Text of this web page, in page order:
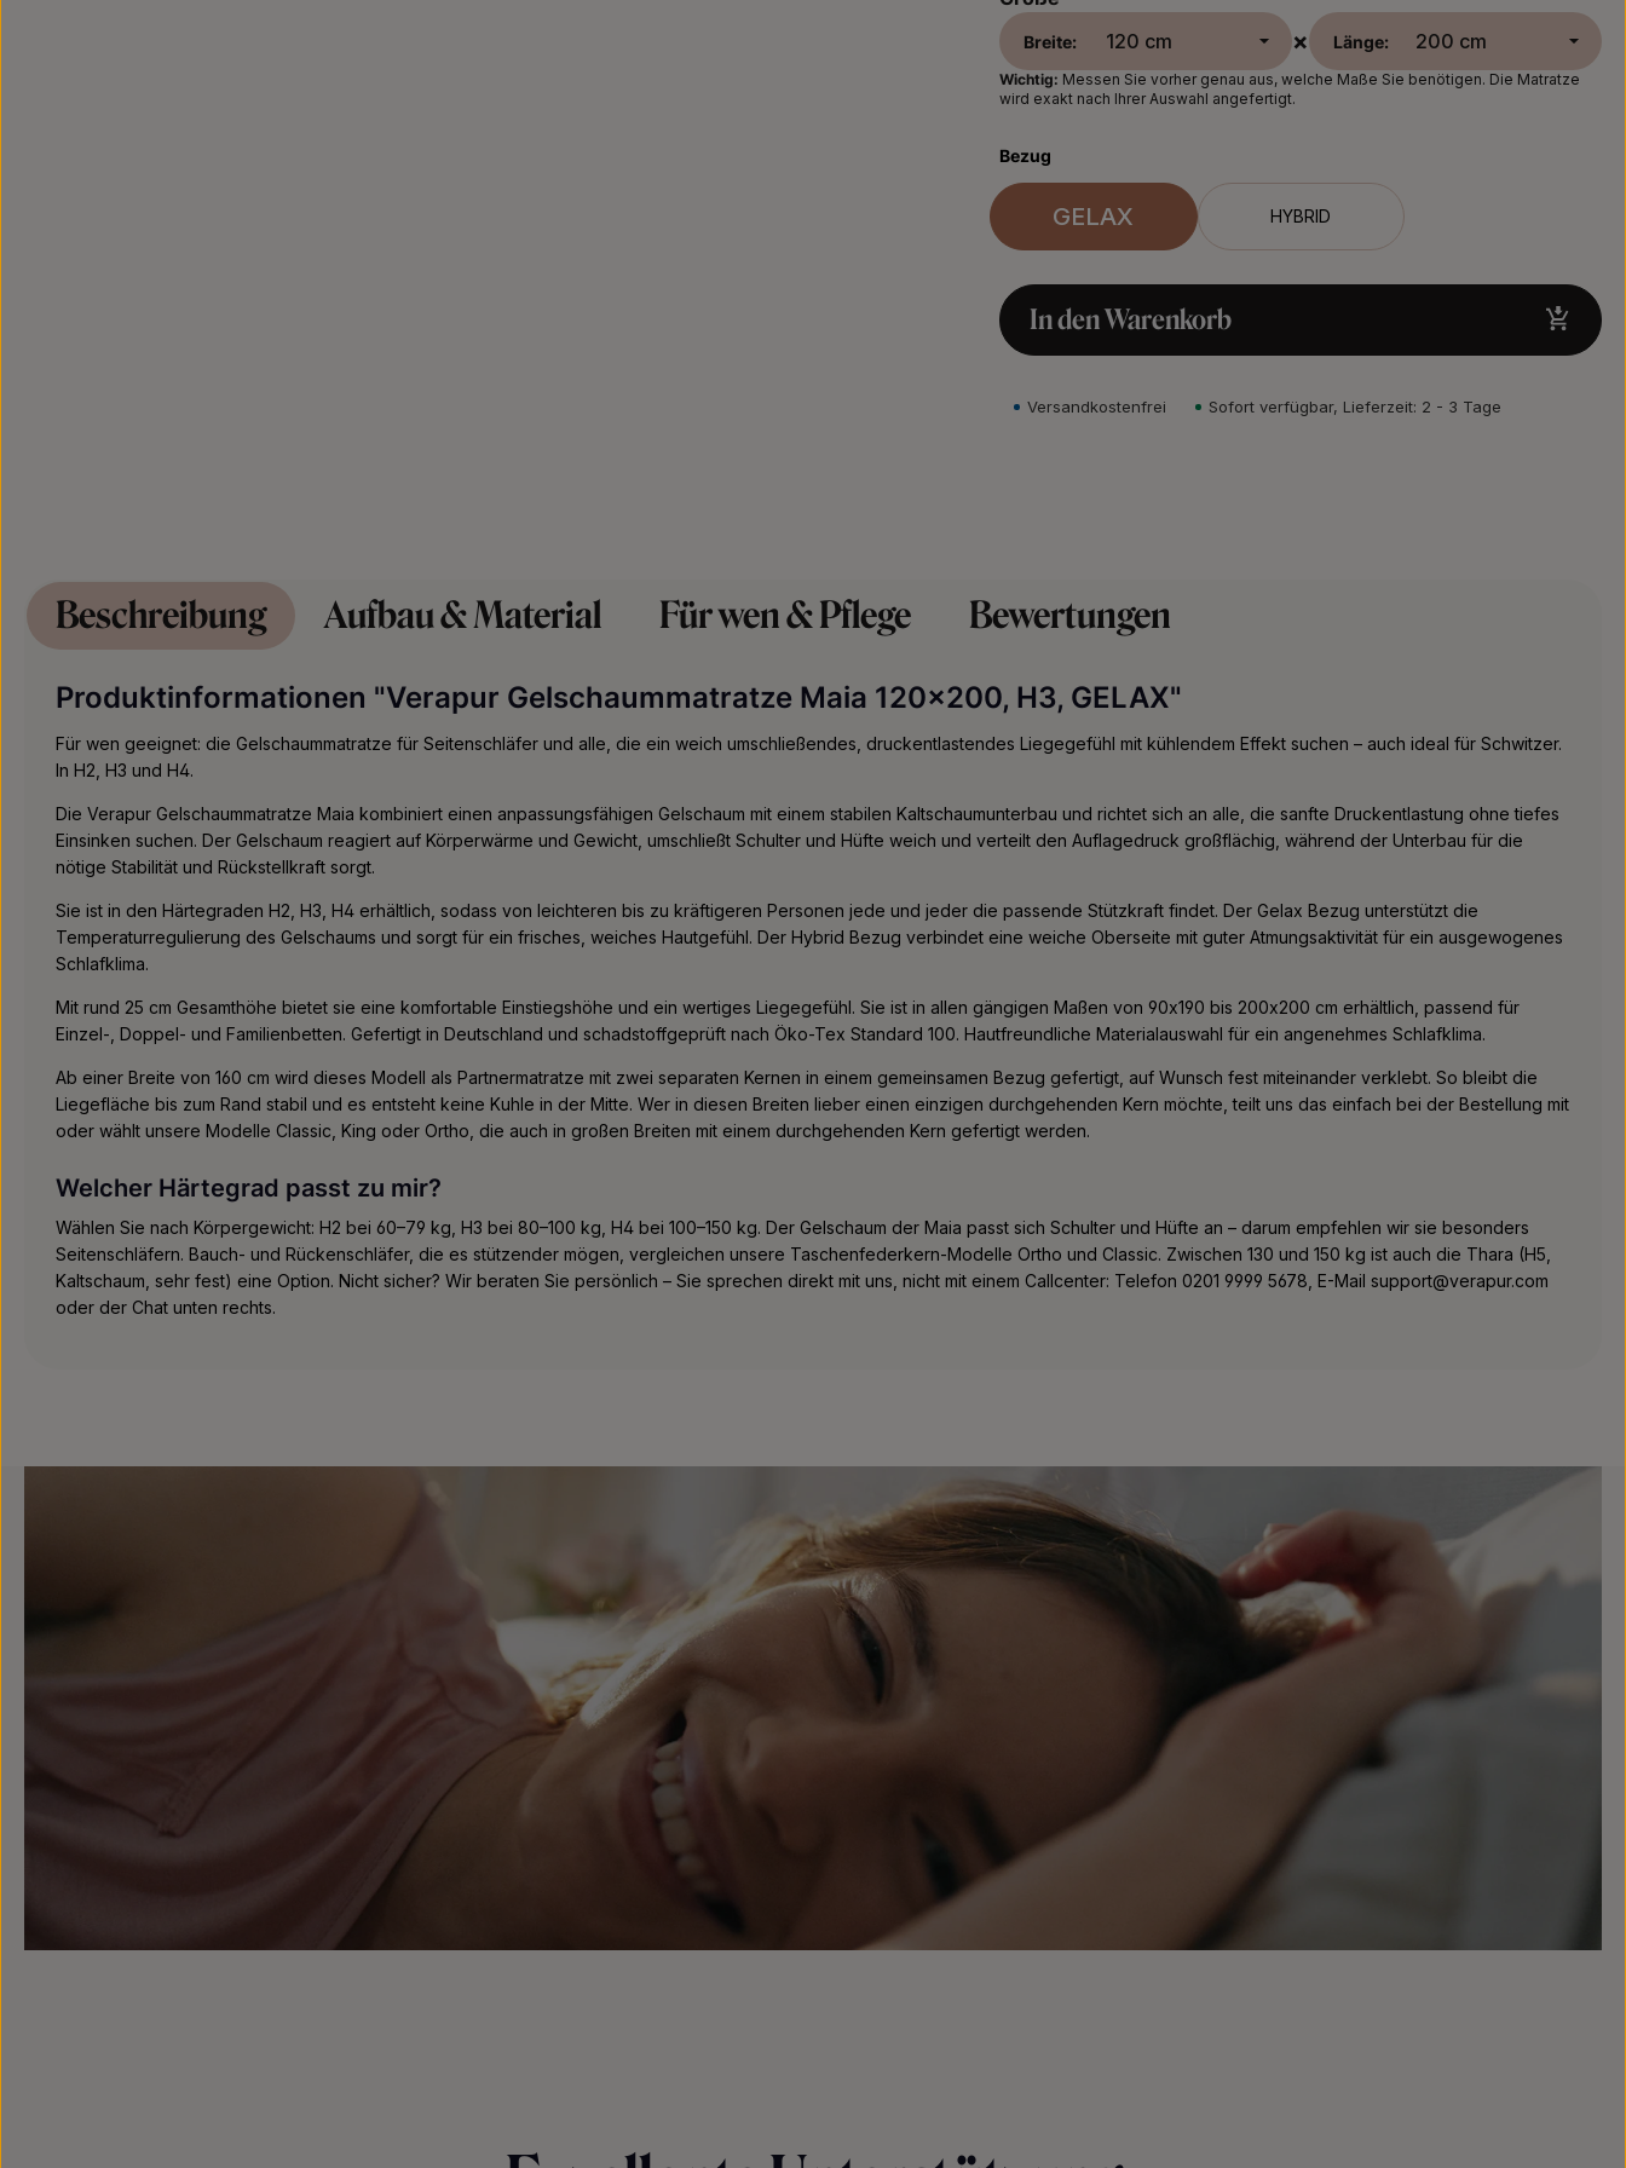
Bezug
GELAX HYBRID
Breite: × Länge:
Wichtig: Messen Sie vorher genau aus, welche Maße Sie benötigen. Die Matratze
wird exakt nach Ihrer Auswahl angefertigt.
In den Warenkorb
Versandkostenfrei Sofort verfügbar, Lieferzeit: 2 - 3 Tage
Beschreibung Aufbau & Material Für wen & Pflege Bewertungen
Produktinformationen "Verapur Gelschaummatratze Maia 120x200, H3, GELAX"
Für wen geeignet: die Gelschaummatratze für Seitenschläfer und alle, die ein weich umschließendes, druckentlastendes Liegegefühl mit kühlendem Effekt suchen – auch ideal für Schwitzer.
In H2, H3 und H4.
Die Verapur Gelschaummatratze Maia kombiniert einen anpassungsfähigen Gelschaum mit einem stabilen Kaltschaumunterbau und richtet sich an alle, die sanfte Druckentlastung ohne tiefes
Einsinken suchen. Der Gelschaum reagiert auf Körperwärme und Gewicht, umschließt Schulter und Hüfte weich und verteilt den Auflagedruck großflächig, während der Unterbau für die
nötige Stabilität und Rückstellkraft sorgt.
Sie ist in den Härtegraden H2, H3, H4 erhältlich, sodass von leichteren bis zu kräftigeren Personen jede und jeder die passende Stützkraft findet. Der Gelax Bezug unterstützt die
Temperaturregulierung des Gelschaums und sorgt für ein frisches, weiches Hautgefühl. Der Hybrid Bezug verbindet eine weiche Oberseite mit guter Atmungsaktivität für ein ausgewogenes
Schlafklima.
Mit rund 25 cm Gesamthöhe bietet sie eine komfortable Einstiegshöhe und ein wertiges Liegegefühl. Sie ist in allen gängigen Maßen von 90x190 bis 200x200 cm erhältlich, passend für
Einzel-, Doppel- und Familienbetten. Gefertigt in Deutschland und schadstoffgeprüft nach Öko-Tex Standard 100. Hautfreundliche Materialauswahl für ein angenehmes Schlafklima.
Ab einer Breite von 160 cm wird dieses Modell als Partnermatratze mit zwei separaten Kernen in einem gemeinsamen Bezug gefertigt, auf Wunsch fest miteinander verklebt. So bleibt die
Liegefläche bis zum Rand stabil und es entsteht keine Kuhle in der Mitte. Wer in diesen Breiten lieber einen einzigen durchgehenden Kern möchte, teilt uns das einfach bei der Bestellung mit
oder wählt unsere Modelle Classic, King oder Ortho, die auch in großen Breiten mit einem durchgehenden Kern gefertigt werden.
Welcher Härtegrad passt zu mir?
Wählen Sie nach Körpergewicht: H2 bei 60–79 kg, H3 bei 80–100 kg, H4 bei 100–150 kg. Der Gelschaum der Maia passt sich Schulter und Hüfte an – darum empfehlen wir sie besonders
Seitenschläfern. Bauch- und Rückenschläfer, die es stützender mögen, vergleichen unsere Taschenfederkern-Modelle Ortho und Classic. Zwischen 130 und 150 kg ist auch die Thara (H5,
Kaltschaum, sehr fest) eine Option. Nicht sicher? Wir beraten Sie persönlich – Sie sprechen direkt mit uns, nicht mit einem Callcenter: Telefon 0201 9999 5678, E-Mail support@verapur.com
oder der Chat unten rechts.